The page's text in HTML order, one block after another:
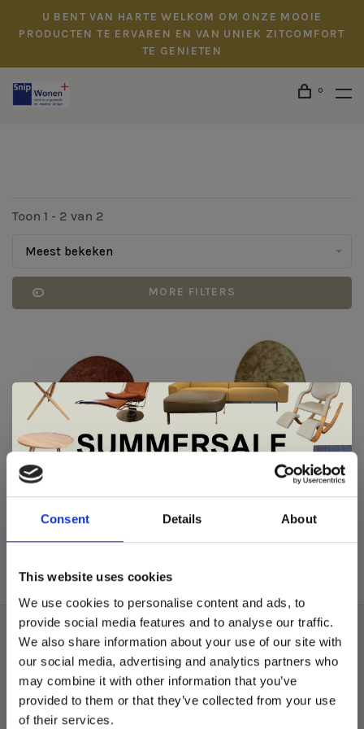
Consent Details About
This website uses cookies
We use cookies to personalise content and ads, to
provide social media features and to analyse our traffic.
We also share information about your use of our site with
our social media, advertising and analytics partners who
may combine it with other information that you’ve
provided to them or that they’ve collected from your use
of their services.
U BENT VAN HARTE WELKOM OM ONZE MOOIE
PRODUCTEN TE ERVAREN EN VAN UNIEK ZITCOMFORT
TE GENIETEN
0
Toon 1 - 2 van 2
Meest bekeken
MORE FILTERS
Nova Carpets
Meet en Maak
€484,00 €335,00 €723,00 €499,00
Over ons
Algemene voorwaarden
Privacy Policy
Betaalmethoden
De Summer Sale bij Snip Wonen+ is
gestart!
woonaccessoires aan te schaffen met aantrekkelijke kortingen.
In onze showroom vind je een uitgebreide selectie
designmeubelen van gerenommeerde Nederlandse en Europese
merken. Onder andere showroommodellen vanHarvink,
Gelderland,Swedese,Sculptures JeuxenArtisanzijn nu extra
voordelig verkrijgbaar. Profiteer van unieke aanbiedingen zolang
de voorraad strekt!